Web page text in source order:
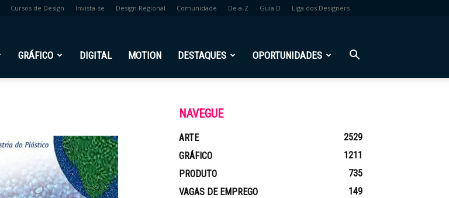
Cursos de Design Invista-se Design Regional Comunidade De a-Z Guia D Liga dos Designers
GRÁFICO DIGITAL MOTION DESTAQUES OPORTUNIDADES
NAVEGUE
ARTE
2529
GRÁFICO
1211
PRODUTO
735
VAGAS DE EMPREGO
149